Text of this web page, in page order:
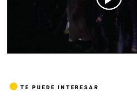
TE PUEDE INTERESAR